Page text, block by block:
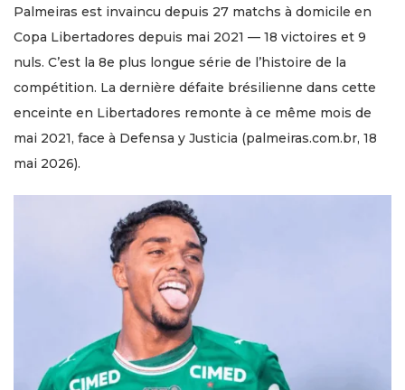
Palmeiras est invaincu depuis 27 matchs à domicile en
Copa Libertadores depuis mai 2021 — 18 victoires et 9
nuls. C’est la 8e plus longue série de l’histoire de la
compétition. La dernière défaite brésilienne dans cette
enceinte en Libertadores remonte à ce même mois de
mai 2021, face à Defensa y Justicia (palmeiras.com.br, 18
mai 2026).